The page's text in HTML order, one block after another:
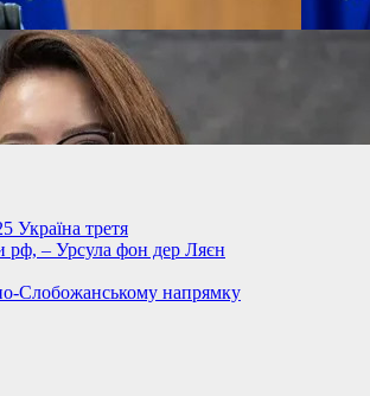
Україна третя
рф, – Урсула фон дер Ляєн
Слобожанському напрямку